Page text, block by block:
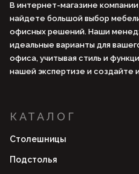
В интернет-магазине
найдете большой выбор
офисных решений. Наши
идеальные варианты для
офиса, учитывая стиль и
нашей экспертизе и создайте
КАТАЛОГ
Столешницы
Подстолья